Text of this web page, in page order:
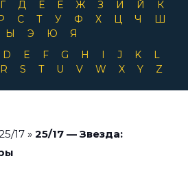
Г Д Ё Е Ж З И Й
К
С Т У Ф Х Ц Ч
Ш
Ы Э Ю
Я
D E F G H I J K
L
R S T U V W X Y Z
17 » 25/17 — Звезда: